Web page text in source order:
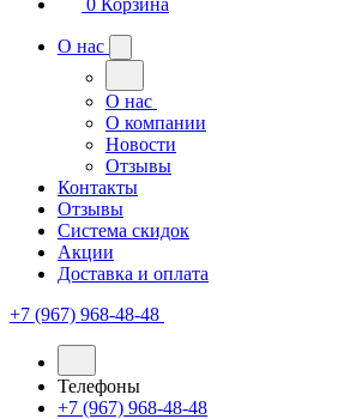
0 Корзина
О нас
О нас
О компании
Новости
Отзывы
Контакты
Отзывы
Система скидок
Акции
Доставка и оплата
+7 (967) 968-48-48
Телефоны
+7 (967) 968-48-48